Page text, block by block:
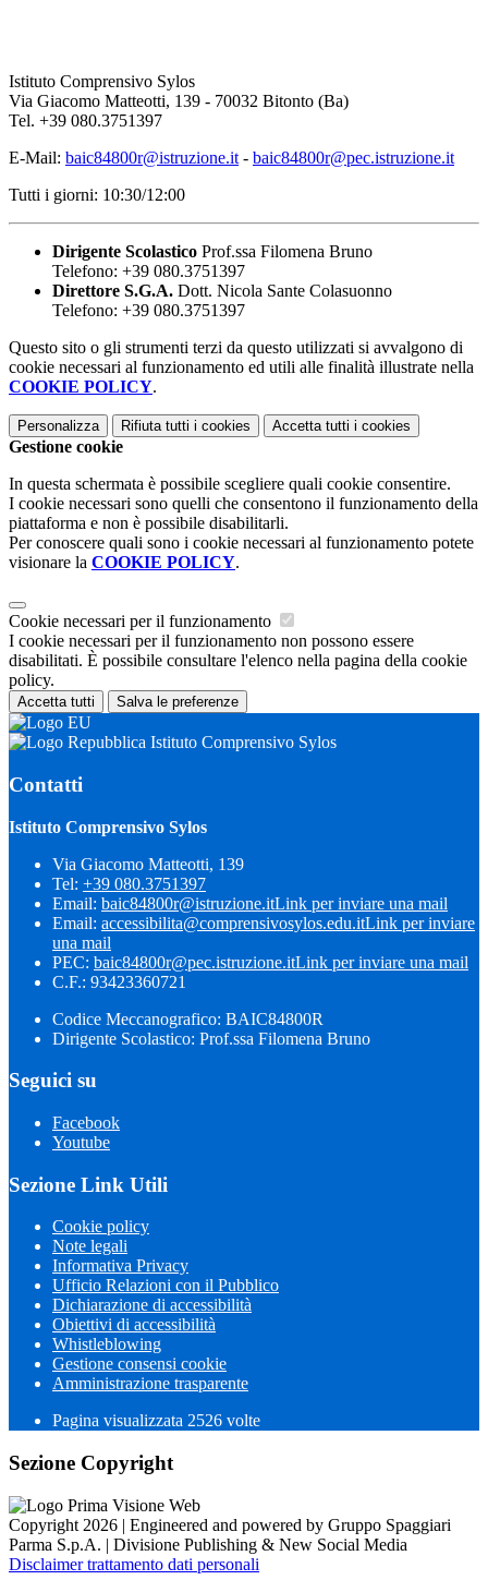
Istituto Comprensivo Sylos
Via Giacomo Matteotti, 139 - 70032 Bitonto (Ba)
Tel. +39 080.3751397
E-Mail: baic84800r@istruzione.it - baic84800r@pec.istruzione.it
Tutti i giorni: 10:30/12:00
Dirigente Scolastico Prof.ssa Filomena Bruno
Telefono: +39 080.3751397
Direttore S.G.A. Dott. Nicola Sante Colasuonno
Telefono: +39 080.3751397
Questo sito o gli strumenti terzi da questo utilizzati si avvalgono di
cookie necessari al funzionamento ed utili alle finalità illustrate nella
COOKIE POLICY.
Personalizza Rifiuta tutti i cookies Accetta tutti i cookies
Gestione cookie
In questa schermata è possibile scegliere quali cookie consentire.
I cookie necessari sono quelli che consentono il funzionamento della
piattaforma e non è possibile disabilitarli.
Per conoscere quali sono i cookie necessari al funzionamento potete
visionare la COOKIE POLICY.
Cookie necessari per il funzionamento
I cookie necessari per il funzionamento non possono essere
disabilitati. È possibile consultare l'elenco nella pagina della cookie
policy.
Accetta tutti Salva le preferenze
Istituto Comprensivo Sylos
Contatti
Istituto Comprensivo Sylos
Via Giacomo Matteotti, 139
Tel: +39 080.3751397
Email: baic84800r@istruzione.itLink per inviare una mail
Email: accessibilita@comprensivosylos.edu.itLink per inviare
una mail
PEC: baic84800r@pec.istruzione.itLink per inviare una mail
C.F.: 93423360721
Codice Meccanografico: BAIC84800R
Dirigente Scolastico: Prof.ssa Filomena Bruno
Seguici su
Facebook
Youtube
Sezione Link Utili
Cookie policy
Note legali
Informativa Privacy
Ufficio Relazioni con il Pubblico
Dichiarazione di accessibilità
Obiettivi di accessibilità
Whistleblowing
Gestione consensi cookie
Amministrazione trasparente
Pagina visualizzata 2526 volte
Sezione Copyright
Copyright 2026 | Engineered and powered by Gruppo Spaggiari
Parma S.p.A. | Divisione Publishing & New Social Media
Disclaimer trattamento dati personali